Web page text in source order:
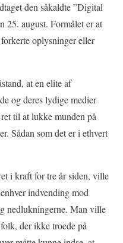
den såkaldte ”Digital
25. august. Formålet er at
oplysninger eller
at en elite af
og deres lydige medier
til at lukke munden på
Sådan som det er i ethvert
i kraft for tre år siden, ville
indvending mod
nedlukningerne. Man ville
der ikke troede på